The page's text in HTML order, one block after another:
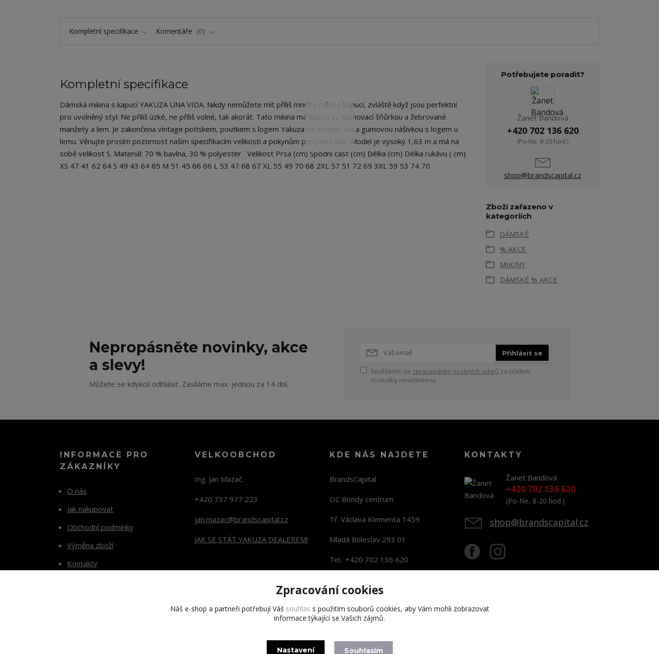
Kompletní specifikace Komentáře 0
Kompletní specifikace
Dámská mikina s kapucí YAKUZA UNA VIDA. Nikdy nemůžete mít příliš mnoho mikin s kapucí, zvláště když jsou perfektní
pro uvolněný styl: Ne příliš úzké, ne příliš volné, tak akorát. Tato mikina má kapuci se stahovací šňůrkou a žebrované
manžety a lem. Je zakončena vintage potiskem, poutkem s logem Yakuza na bočním švu a gumovou nášivkou s logem u
lemu. Věnujte prosím pozornost našim specifikacím velikosti a pokynům pro praní níže. Model je vysoký 1,63 m a má na
sobě velikost S. Materiál: 70 % bavlna, 30 % polyester Velikost Prsa (cm) Spodní část (cm) Délka (cm) Délka rukávu ( cm)
XS 47 41 62 64 S 49 43 64 65 M 51 45 66 66 L 53 47 68 67 XL 55 49 70 68 2XL 57 51 72 69 3XL 59 53 74 70
Potřebujete poradit?
Žanet Bandová
+420 702 136 620
(Po-Ne, 8-20 hod.)
shop@brandscapital.cz
Zboží zařazeno v
kategoriích
DÁMSKÉ
% AKCE
MIKINY
DÁMSKÉ % AKCE
Nepropásněte novinky, akce
a slevy!
Můžete se kdykoli odhlásit. Zasíláme max. jednou za 14 dní.
Přihlásit se
Souhlasím se zpracováním osobních údajů za účelem
rozesílky newsletteru.
INFORMACE PRO
ZÁKAZNÍKY
O nás
Jak nakupovat
Obchodní podmínky
Výměna zboží
Kontakty
VELKOOBCHOD
Ing. Jan Mazač
+420 737 977 223
jan.mazac@brandscapital.cz
JAK SE STÁT YAKUZA DEALEREM!
KDE NÁS NAJDETE
BrandsCapital
OC Bondy centrum
Tř. Václava Klementa 1459
Mladá Boleslav 293 01
Tel.: +420 702 136 620
KONTAKTY
Žanet Bandová
+420 702 136 620
(Po-Ne, 8-20 hod.)
shop@brandscapital.cz
Copyright 2020 BrandsCapital s.r.o.
Zpracování cookies
Náš e-shop a partneři potřebují Váš souhlas s použitím souborů cookies, aby Vám mohli zobrazovat
informace týkající se Vašich zájmů.
Nastavení Souhlasím